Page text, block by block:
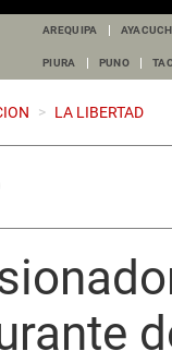
AREQUIPA
PIURA PUNO
> LA LIBERTAD